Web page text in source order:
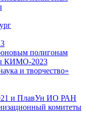
полигонам
КИМО-2023
и творчество»
и ПлавУн ИО РАН
комитеты